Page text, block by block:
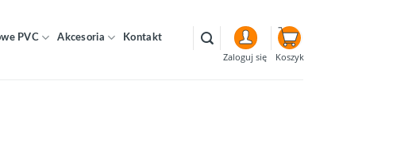
PVC Akcesoria Kontakt
Zaloguj się Koszyk